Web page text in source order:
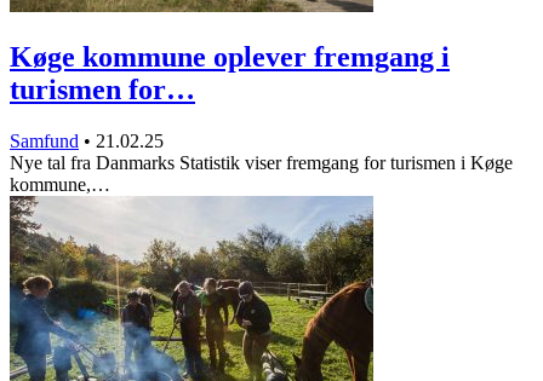
Køge kommune oplever fremgang i
turismen for…
Samfund • 21.02.25
Nye tal fra Danmarks Statistik viser fremgang for turismen i Køge
kommune,…